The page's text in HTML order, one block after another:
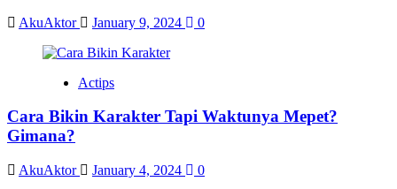
AkuAktor January 9, 2024 0
Actips
Cara Bikin Karakter Tapi Waktunya Mepet?
Gimana?
AkuAktor January 4, 2024 0